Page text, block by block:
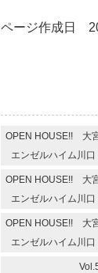
ページ作成日
OPEN HOUSE!! 大
エンゼルハイム川
OPEN HOUSE!! 大
エンゼルハイム川
OPEN HOUSE!! 大
エンゼルハイム川